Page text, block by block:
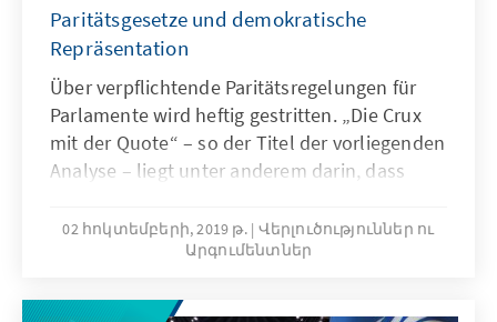
Paritätsgesetze und demokratische
Repräsentation
Über verpflichtende Paritätsregelungen für
Parlamente wird heftig gestritten. „Die Crux
mit der Quote“ – so der Titel der vorliegenden
Analyse – liegt unter anderem darin, dass
dazu vertreten werden, was das Grundgesetz
vorgibt. Die Staatsrechtlerin Friederike Wapler
von demokratischer Repräsentation eine
02 հոկտեմբերի, 2019 թ. Վերլուծություններ ու
Արգումենտներ